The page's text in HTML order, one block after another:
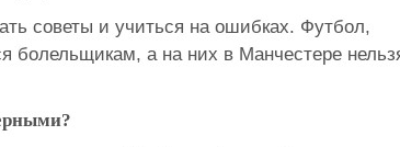
советы и учиться на ошибках. Футбол,
болельщикам, а на них в Манчестере